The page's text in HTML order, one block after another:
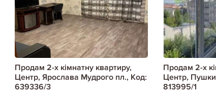
Продам 2-х кімнатну квартиру,
Центр, Ярослава Мудрого пл., Код:
639336/3
Продам 2-х
Центр,
813995/1